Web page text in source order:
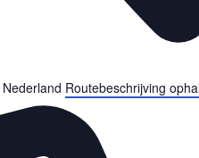
Nederland Routebeschrijving